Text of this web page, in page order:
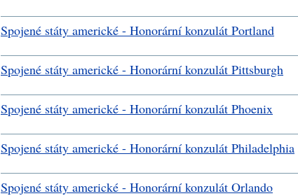
Spojené státy americké - Honorární konzulát Portland
Spojené státy americké - Honorární konzulát Pittsburgh
Spojené státy americké - Honorární konzulát Phoenix
Spojené státy americké - Honorární konzulát Philadelphia
Spojené státy americké - Honorární konzulát Orlando